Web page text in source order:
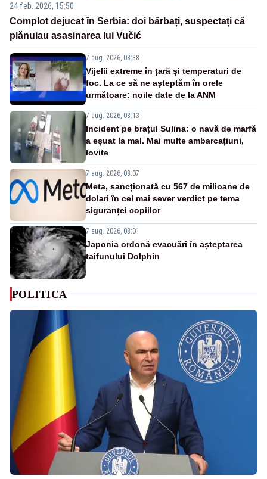
24 feb. 2026, 15:50
Complot dejucat în Serbia: doi bărbați, suspectați că
plănuiau asasinarea lui Vučić
7 aug. 2026, 08:38
Vijelii extreme în țară și temperaturi de
foc. La ce să ne așteptăm în orele
următoare: noile date de la ANM
7 aug. 2026, 08:13
Incident pe brațul Sulina: o navă de marfă
a eșuat la mal. Mai multe ambarcațiuni,
lovite
7 aug. 2026, 08:07
Meta, sancționată cu 567 de milioane de
dolari în cel mai sever verdict pe tema
siguranței copiilor
7 aug. 2026, 08:01
Japonia ordonă evacuări în așteptarea
taifunului Dolphin
POLITICA